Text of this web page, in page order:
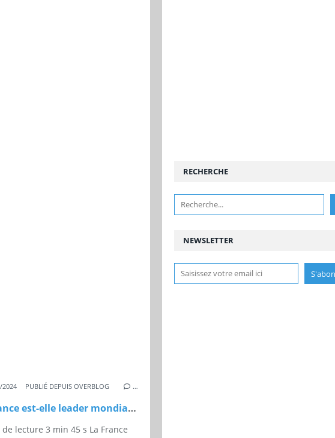
,EMC-MAGAZINE.COM,LEADER
2024 PUBLIÉ DEPUIS OVERBLOG …
La France est-elle leader mondial du fromage ?
de lecture 3 min 45 s La France
NEWSLETTER
RECHERCHE